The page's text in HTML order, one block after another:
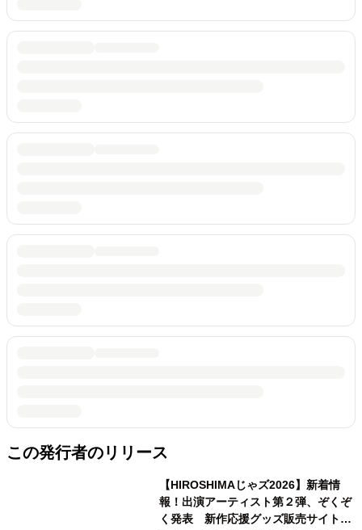
この発行者のリリース
【HIROSHIMAじゃズ2026】新着情
報！出演アーティスト第２弾、ぞくぞ
く発表 新作応援グッズ販売サイトも